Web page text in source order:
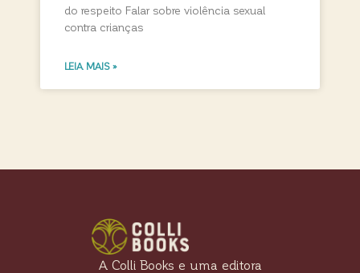
do respeito Falar sobre violência sexual
contra crianças
LEIA MAIS »
A Colli Books e uma editora